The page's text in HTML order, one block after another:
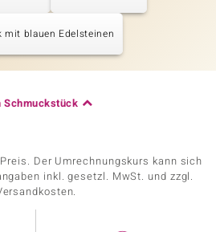
mit blauen Edelsteinen
Schmuckstück
Der Umrechnungskurs kann sich
inkl. gesetzl. MwSt. und zzgl.